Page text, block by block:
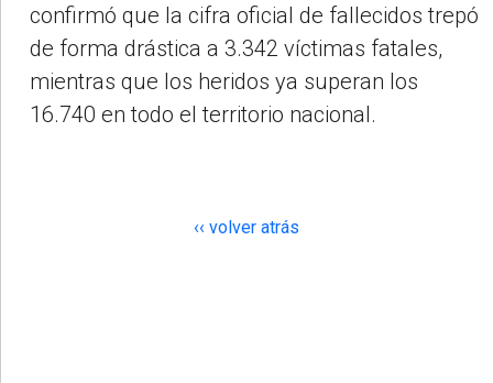
confirmó que la cifra oficial de fallecidos trepó
de forma drástica a 3.342 víctimas fatales,
mientras que los heridos ya superan los
16.740 en todo el territorio nacional.
‹‹ volver atrás